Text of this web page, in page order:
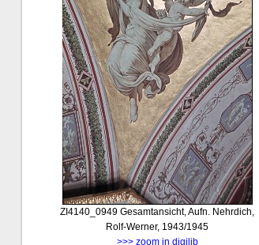
ZI4140_0949 Gesamtansicht, Aufn. Nehrdich,
Rolf-Werner, 1943/1945
>>> zoom in digilib